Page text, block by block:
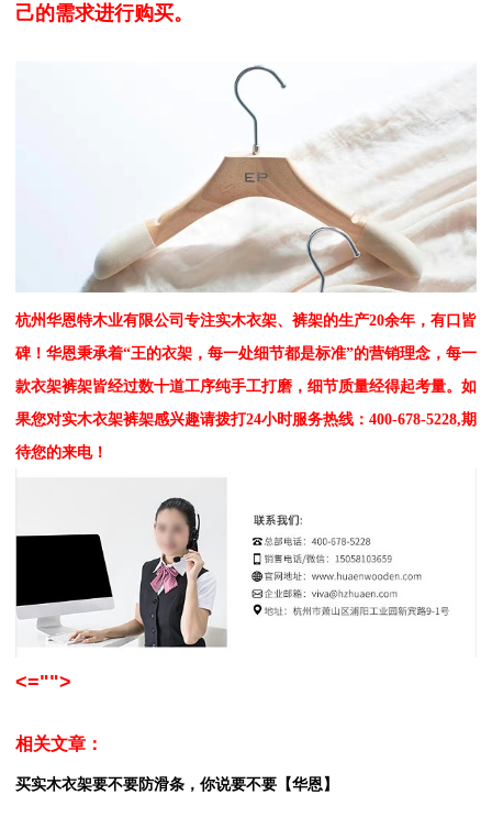
己的需求进行购买。
杭州华恩特木业有限公司专注实木衣架、裤架的生产20余年，有口皆
碑！华恩秉承着“王的衣架，每一处细节都是标准”的营销理念，每一
款衣架裤架皆经过数十道工序纯手工打磨，细节质量经得起考量。如
果您对实木衣架裤架感兴趣请拨打24小时服务热线：400-678-5228,期
待您的来电！
<="">
相关文章：
买实木衣架要不要防滑条，你说要不要【华恩】